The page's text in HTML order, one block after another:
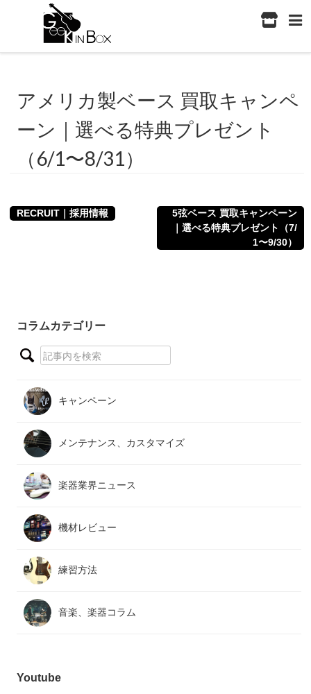
アメリカ製ベース 買取キャンペ
ーン｜選べる特典プレゼント
（6/1〜8/31）
RECRUIT｜採用情報
5弦ベース 買取キャンペーン
｜選べる特典プレゼント（7/
1〜9/30）
コラムカテゴリー
キャンペーン
メンテナンス、カスタマイズ
楽器業界ニュース
機材レビュー
練習方法
音楽、楽器コラム
Youtube